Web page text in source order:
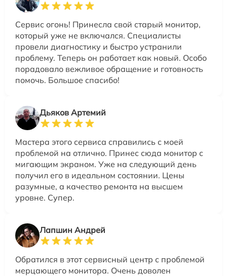
Сервис огонь! Принесла свой старый монитор,
который уже не включался. Специалисты
провели диагностику и быстро устранили
проблему. Теперь он работает как новый. Особо
порадовало вежливое обращение и готовность
помочь. Большое спасибо!
Дьяков Артемий
Мастера этого сервиса справились с моей
проблемой на отлично. Принес сюда монитор с
мигающим экраном. Уже на следующий день
получил его в идеальном состоянии. Цены
разумные, а качество ремонта на высшем
уровне. Супер.
Лапшин Андрей
Обратился в этот сервисный центр с проблемой
мерцающего монитора. Очень доволен